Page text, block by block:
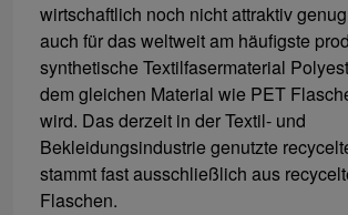
wirtschaftlich noch nicht attraktiv
auch für das weltweit am häufigste
synthetische Textilfasermaterial
dem gleichen Material wie PET
wird. Das derzeit in der Textil- und
Bekleidungsindustrie genutzte
stammt fast ausschließlich aus
Flaschen.